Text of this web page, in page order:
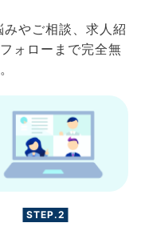
やご相談、求人紹
ォローまで完全無
STEP.2